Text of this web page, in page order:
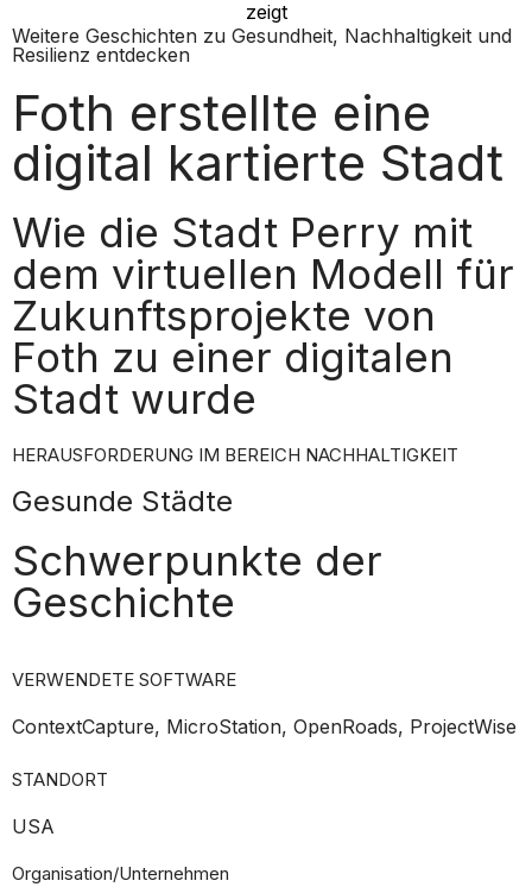
Weitere Geschichten zu Gesundheit, Nachhaltigkeit und
Resilienz entdecken
Foth erstellte eine
digital kartierte Stadt
Wie die Stadt Perry mit
dem virtuellen Modell für
Zukunftsprojekte von
Foth zu einer digitalen
Stadt wurde
HERAUSFORDERUNG IM BEREICH NACHHALTIGKEIT
Gesunde Städte
Schwerpunkte der
Geschichte
VERWENDETE SOFTWARE
ContextCapture, MicroStation, OpenRoads, ProjectWise
STANDORT
USA
Organisation/Unternehmen